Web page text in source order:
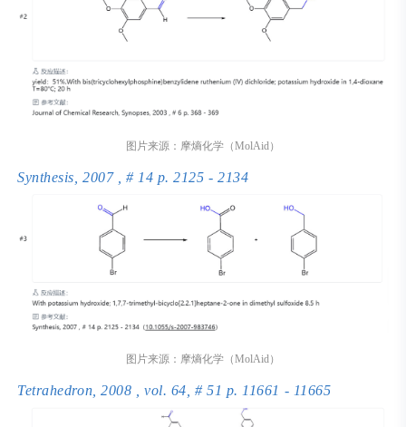
图片来源：摩熵化学（MolAid）
Synthesis, 2007 , # 14 p. 2125 - 2134
图片来源：摩熵化学（MolAid）
Tetrahedron, 2008 , vol. 64, # 51 p. 11661 - 11665